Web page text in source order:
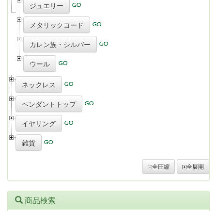
ジュエリー
メタリックコード
カレン族・シルバー
ウール
ネックレス
ペンダントトップ
イヤリング
雑貨
全圧縮 全展開
商品検索